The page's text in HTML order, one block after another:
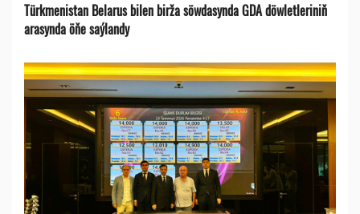
Türkmenistan Belarus bilen birža söwdasynda GDA döwletleriniň
arasynda öňe saýlandy